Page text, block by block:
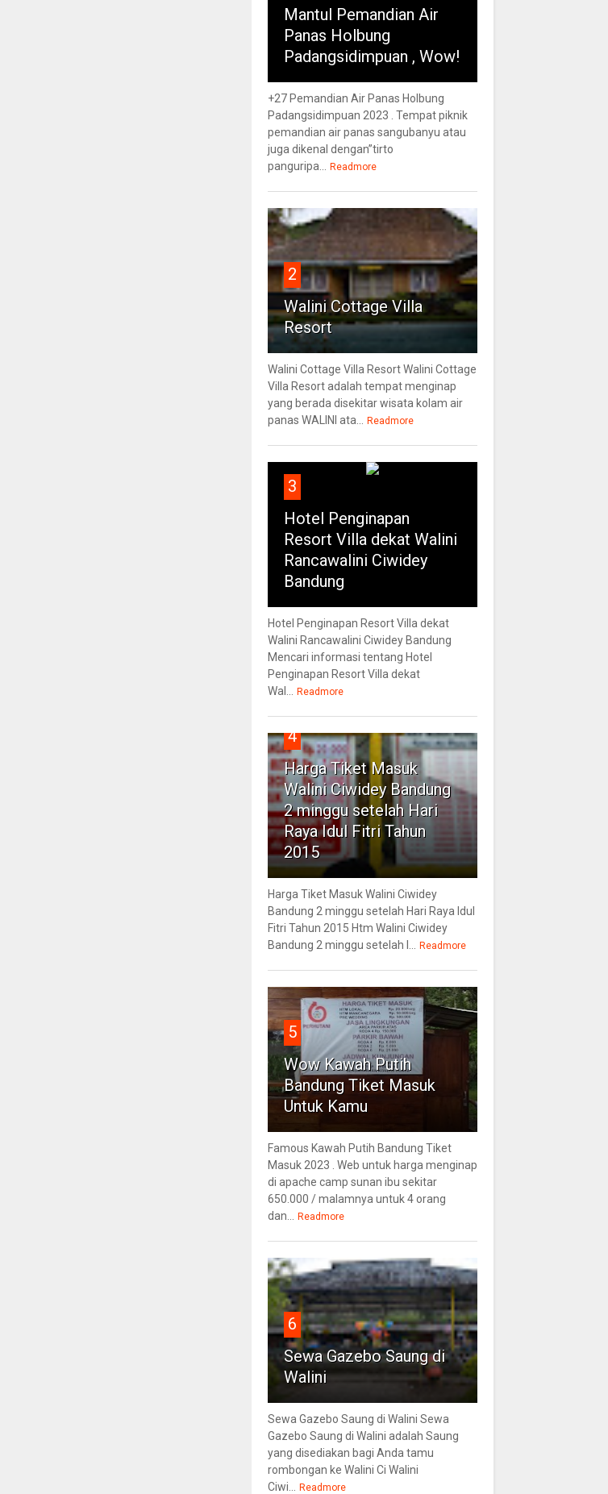
Mantul Pemandian Air
Panas Holbung
Padangsidimpuan , Wow!
+27 Pemandian Air Panas Holbung
Padangsidimpuan 2023 . Tempat piknik
pemandian air panas sangubanyu atau
juga dikenal dengan”tirto
panguripa... Readmore
2
Walini Cottage Villa
Resort
Walini Cottage Villa Resort Walini Cottage
Villa Resort adalah tempat menginap
yang berada disekitar wisata kolam air
panas WALINI ata... Readmore
3
Hotel Penginapan
Resort Villa dekat Walini
Rancawalini Ciwidey
Bandung
Hotel Penginapan Resort Villa dekat
Walini Rancawalini Ciwidey Bandung
Mencari informasi tentang Hotel
Penginapan Resort Villa dekat
Wal... Readmore
4
Harga Tiket Masuk
Walini Ciwidey Bandung
2 minggu setelah Hari
Raya Idul Fitri Tahun
2015
Harga Tiket Masuk Walini Ciwidey
Bandung 2 minggu setelah Hari Raya Idul
Fitri Tahun 2015 Htm Walini Ciwidey
Bandung 2 minggu setelah l... Readmore
5
Wow Kawah Putih
Bandung Tiket Masuk
Untuk Kamu
Famous Kawah Putih Bandung Tiket
Masuk 2023 . Web untuk harga menginap
di apache camp sunan ibu sekitar
650.000 / malamnya untuk 4 orang
dan... Readmore
6
Sewa Gazebo Saung di
Walini
Sewa Gazebo Saung di Walini Sewa
Gazebo Saung di Walini adalah Saung
yang disediakan bagi Anda tamu
rombongan ke Walini Ci Walini
Ciwi... Readmore